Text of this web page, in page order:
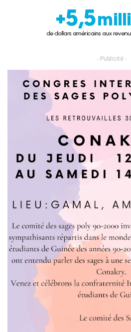
- Publicité -